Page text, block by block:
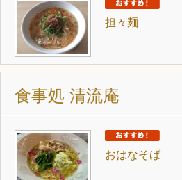
担々麺
食事処 清流庵
おはなそば